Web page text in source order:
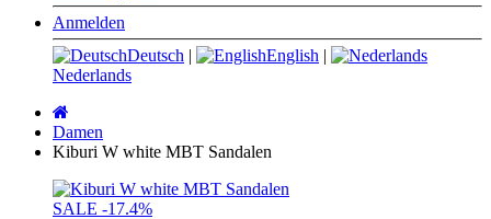
Anmelden
Deutsch | English |
Nederlands
Damen
Kiburi W white MBT Sandalen
SALE -17.4%